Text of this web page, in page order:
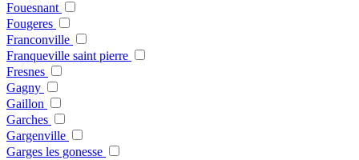
Fouesnant
Fougeres
Franconville
Franqueville saint pierre
Fresnes
Gagny
Gaillon
Garches
Gargenville
Garges les gonesse